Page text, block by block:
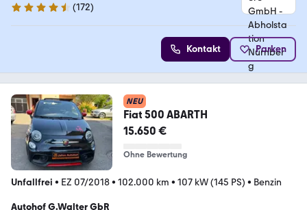
4.5 Sterne
(172)
Kontakt Parken
NEU
Fiat 500 ABARTH
15.650 €
Ohne Bewertung
Unfallfrei • EZ 07/2018• 102.000 km • 107 kW (145 PS) • Benzin
Autohof G.Walter GbR